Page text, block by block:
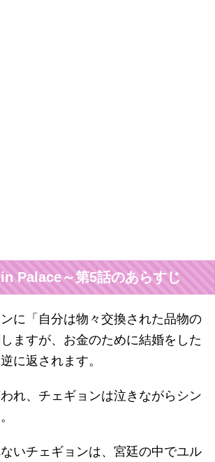
Palace～第5話のあらすじ
に「自分は物々交換された品物の
ますが、お金のために結婚をした
に返されます。
れ、チェギョンは泣きながらシン
いチェギョンは、宮廷の中でユル